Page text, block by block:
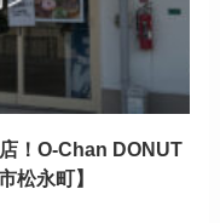
！O-Chan DONUT
松永町】